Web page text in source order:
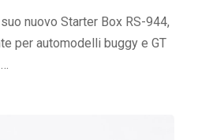
nuovo Starter Box RS-944,
per automodelli buggy e GT